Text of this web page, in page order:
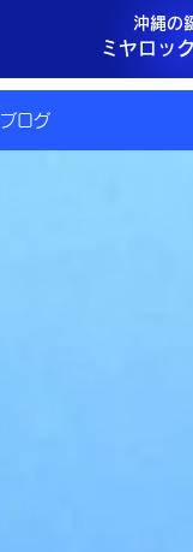
ミヤロッ
沖縄の
ブログ